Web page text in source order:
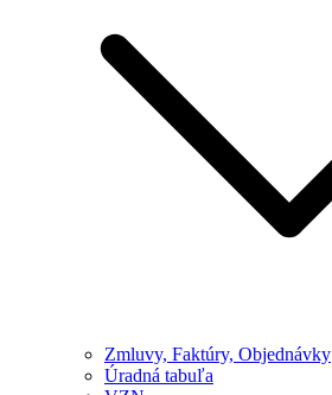
Zmluvy, Faktúry, Objednávky
Úradná tabuľa